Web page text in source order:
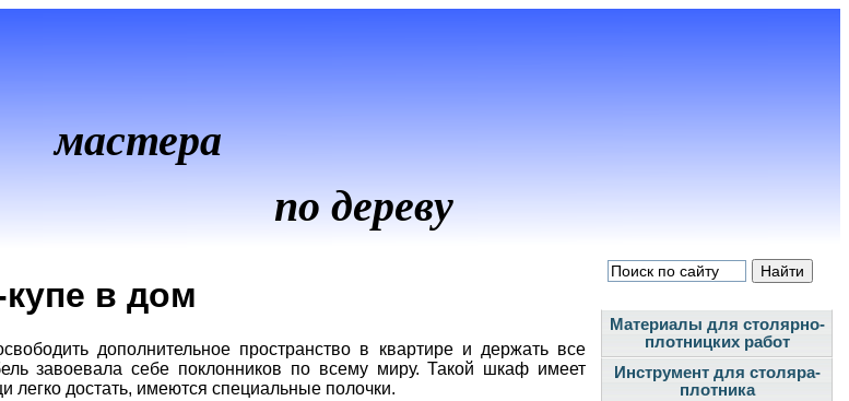
мастера
по дереву
в дом
дополнительное пространство в квартире и держать все
завоевала себе поклонников по всему миру. Такой шкаф имеет
легко достать, имеются специальные полочки.
Материалы для столярно-
плотницких работ
Инструмент для столяра-
плотника